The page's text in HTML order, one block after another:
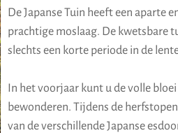
De Japanse Tuin heeft een aparte
prachtige moslaag. De kwetsbare
slechts een korte periode in de
In het voorjaar kunt u de volle
bewonderen. Tijdens de
van de verschillende Japanse